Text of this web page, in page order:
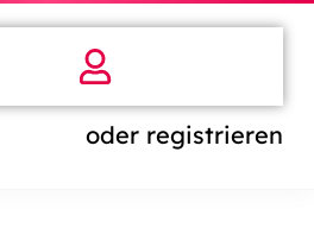
oder registrieren